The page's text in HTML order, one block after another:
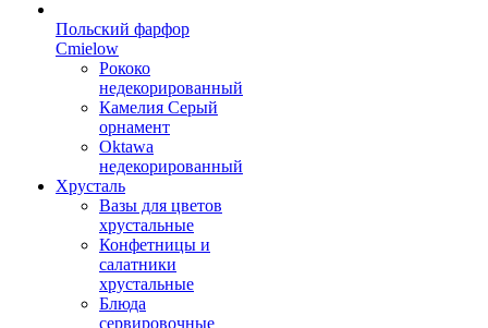
Польский фарфор
Сmielow
Рококо
недекорированный
Камелия Серый
орнамент
Oktawa
недекорированный
Хрусталь
Вазы для цветов
хрустальные
Конфетницы и
салатники
хрустальные
Блюда
сервировочные